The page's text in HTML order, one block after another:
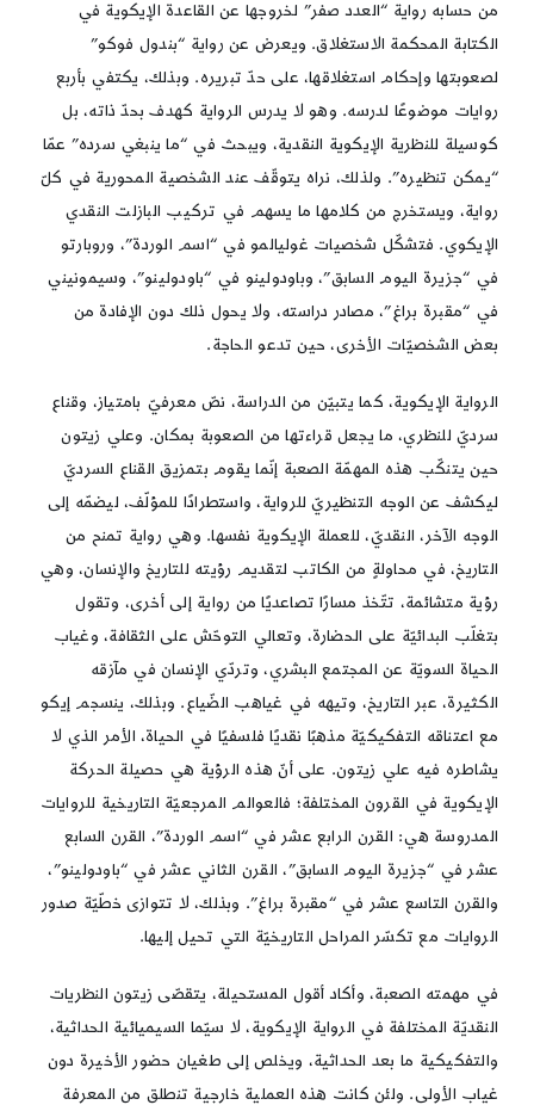
من حسابه رواية “العدد صفر” لخروجها عن القاعدة الإيكوية في
الكتابة المحكمة الاستغلاق. ويعرض عن رواية “بندول فوكو”
لصعوبتها وإحكام استغلاقها، على حدّ تبريره. وبذلك، يكتفي بأربع
روايات موضوعًا لدرسه. وهو لا يدرس الرواية كهدف بحدّ ذاته، بل
كوسيلة للنظرية الإيكوية النقدية، ويبحث في “ما ينبغي سرده” عمّا
“يمكن تنظيره”. ولذلك، نراه يتوقّف عند الشخصية المحورية في كلّ
رواية، ويستخرج من كلامها ما يسهم في تركيب البازلت النقدي
الإيكوي. فتشكّل شخصيات غوليالمو في “اسم الوردة”، وروبارتو
في “جزيرة اليوم السابق”، وباودولينو في “باودولينو”، وسيمونيني
في “مقبرة براغ”، مصادر دراسته، ولا يحول ذلك دون الإفادة من
بعض الشخصيّات الأخرى، حين تدعو الحاجة.
الرواية الإيكوية، كما يتبيّن من الدراسة، نصّ معرفيّ بامتياز، وقناع
سرديّ للنظري، ما يجعل قراءتها من الصعوبة بمكان. وعلي زيتون
حين يتنكّب هذه المهمّة الصعبة إنّما يقوم بتمزيق القناع السرديّ
ليكشف عن الوجه التنظيريّ للرواية، واستطرادًا للمؤلّف، ليضمّه إلى
الوجه الآخر، النقديّ، للعملة الإيكوية نفسها. وهي رواية تمنح من
التاريخ، في محاولةٍ من الكاتب لتقديم رؤيته للتاريخ والإنسان، وهي
رؤية متشائمة، تتّخذ مسارًا تصاعديًا من رواية إلى أخرى، وتقول
بتغلّب البدائيّة على الحضارة، وتعالي التوحّش على الثقافة، وغياب
الحياة السويّة عن المجتمع البشري، وتردّي الإنسان في مآزقه
الكثيرة، عبر التاريخ، وتيهه في غياهب الضّياع. وبذلك، ينسجم إيكو
مع اعتناقه التفكيكيّة مذهبًا نقديًا فلسفيًا في الحياة، الأمر الذي لا
يشاطره فيه علي زيتون. على أنّ هذه الرؤية هي حصيلة الحركة
الإيكوية في القرون المختلفة؛ فالعوالم المرجعيّة التاريخية للروايات
المدروسة هي: القرن الرابع عشر في “اسم الوردة”، القرن السابع
عشر في “جزيرة اليوم السابق”، القرن الثاني عشر في “باودولينو”،
والقرن التاسع عشر في “مقبرة براغ”. وبذلك، لا تتوازى خطّيّة صدور
الروايات مع تكسّر المراحل التاريخيّة التي تحيل إليها.
في مهمته الصعبة، وأكاد أقول المستحيلة، يتقصّى زيتون النظريات
النقديّة المختلفة في الرواية الإيكوية، لا سيّما السيميائية الحداثية،
والتفكيكية ما بعد الحداثية، ويخلص إلى طغيان حضور الأخيرة دون
غياب الأولى. ولئن كانت هذه العملية خارجية تنطلق من المعرفة